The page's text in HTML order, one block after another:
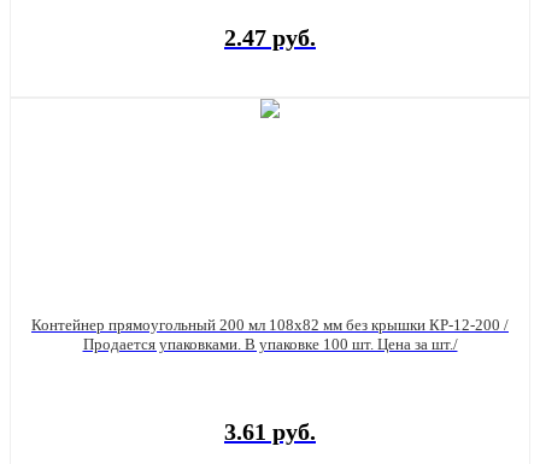
2.47 руб.
Контейнер прямоугольный 200 мл 108х82 мм без крышки КР-12-200 /
Продается упаковками. В упаковке 100 шт. Цена за шт./
3.61 руб.